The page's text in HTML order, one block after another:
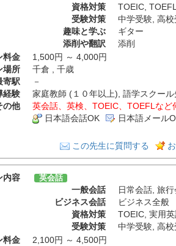
資格対策
TOEIC, TOEFL
受験対策
中学受験, 高校
趣味と学ぶ
ギター
添削や翻訳
添削
料金
1,500円 ～ 4,000円
場所
千倉 , 千歳
寄駅
－
経験
家庭教師 (１０年以上), 語学スクー
の他
英会話、英検、TOEIC、TOEFLなど
日本語会話OK
日本語メール
この先生に質問する
内容 英会話
一般会話 日常会話, 旅行
ビジネス会話
ビジネス全般
資格対策
TOEIC, 実用英
受験対策
中学受験, 高校
料金
2,100円 ～ 4,500円